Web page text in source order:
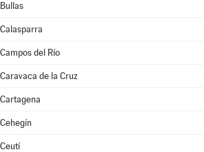
Bullas
Calasparra
Campos del Río
Caravaca de la Cruz
Cartagena
Cehegín
Ceutí